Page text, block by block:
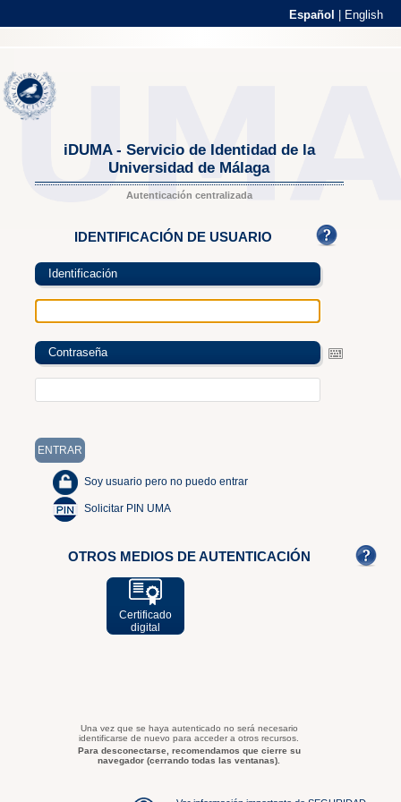
Español English
iDUMA - Servicio de Identidad de la
Universidad de Málaga
Autenticación centralizada
IDENTIFICACIÓN DE USUARIO
Identificación
Contraseña
Soy usuario pero no puedo entrar
Solicitar PIN UMA
OTROS MEDIOS DE AUTENTICACIÓN
Certificado
digital
Una vez que se haya autenticado no será necesario
identificarse de nuevo para acceder a otros recursos.
Para desconectarse, recomendamos que cierre su
navegador (cerrando todas las ventanas).